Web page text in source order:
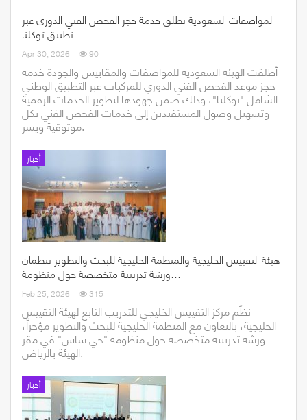
المواصفات السعودية تطلق خدمة حجز الفحص الفني الدوري عبر
تطبيق توكلنا
Apr 30, 2026 90
أطلقت الهيئة السعودية للمواصفات والمقاييس والجودة خدمة
حجز موعد الفحص الفني الدوري للمركبات عبر التطبيق الوطني
الشامل "توكلنا"، وذلك ضمن جهودها لتطوير الخدمات الرقمية
وتسهيل وصول المستفيدين إلى خدمات الفحص الفني بكل
موثوقية ويسر.
أخبار
هيئة التقييس الخليجية والمنظمة الخليجية للبحث والتطوير تنظمان
ورشة تدريبية متخصصة حول منظومة…
Feb 25, 2026 315
نظّم مركز التقييس الخليجي للتدريب التابع لهيئة التقييس
الخليجية، بالتعاون مع المنظمة الخليجية للبحث والتطوير مؤخراً،
ورشة تدريبية متخصصة حول منظومة "جي ساس" في مقر
الهيئة بالرياض.
أخبار